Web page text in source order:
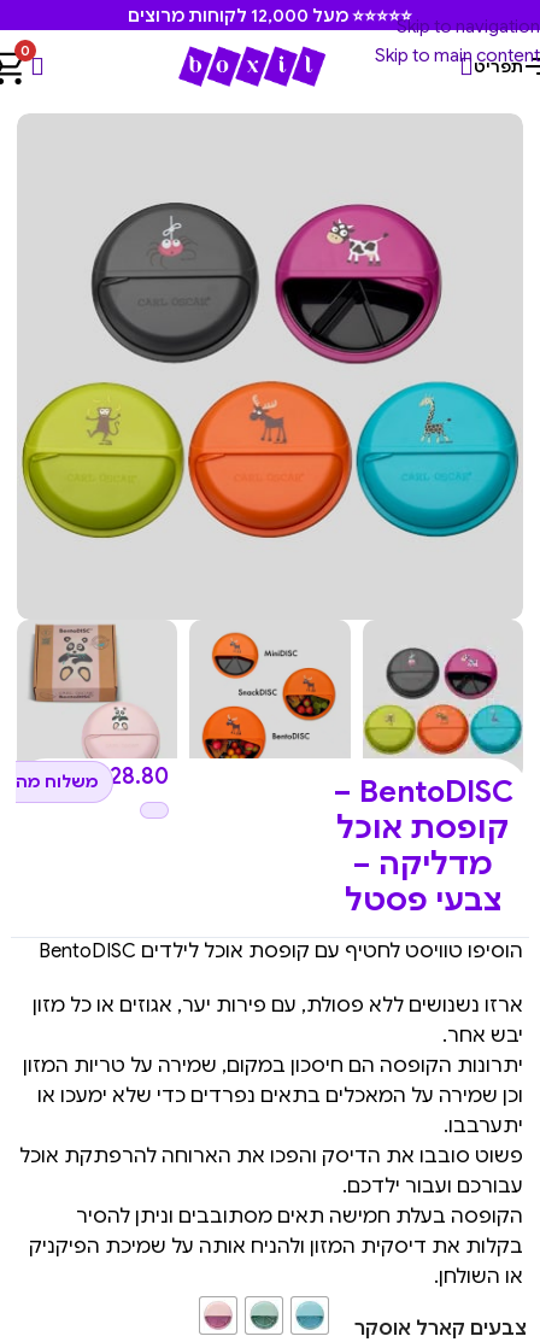
Skip to navigation
Skip to main content
⭐⭐⭐⭐⭐ מעל 12,000 לקוחות מרוצים
תפריט
0
עמוד הבית /קופסאות דיסק קארל אוסקר
BentoDISC –
קופסת אוכל
מדליקה –
צבעי פסטל
₪ 128.80 משלוח
הוסיפו טוויסט לחטיף עם קופסת אוכל לילדים BentoDISC
ארזו נשנושים ללא פסולת, עם פירות יער, אגוזים או כל מזון
יבש אחר.
יתרונות הקופסה הם חיסכון במקום, שמירה על טריות המזון
וכן שמירה על המאכלים בתאים נפרדים כדי שלא ימעכו או
יתערבבו.
פשוט סובבו את הדיסק והפכו את הארוחה להרפתקת אוכל
עבורכם ועבור ילדכם.
הקופסה בעלת חמישה תאים מסתובבים וניתן להסיר
בקלות את דיסקית המזון ולהניח אותה על שמיכת הפיקניק
או השולחן.
צבעים קארל אוסקר